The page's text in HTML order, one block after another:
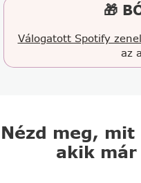
🎁
Válogatott Spotify
az
Nézd meg,
akik